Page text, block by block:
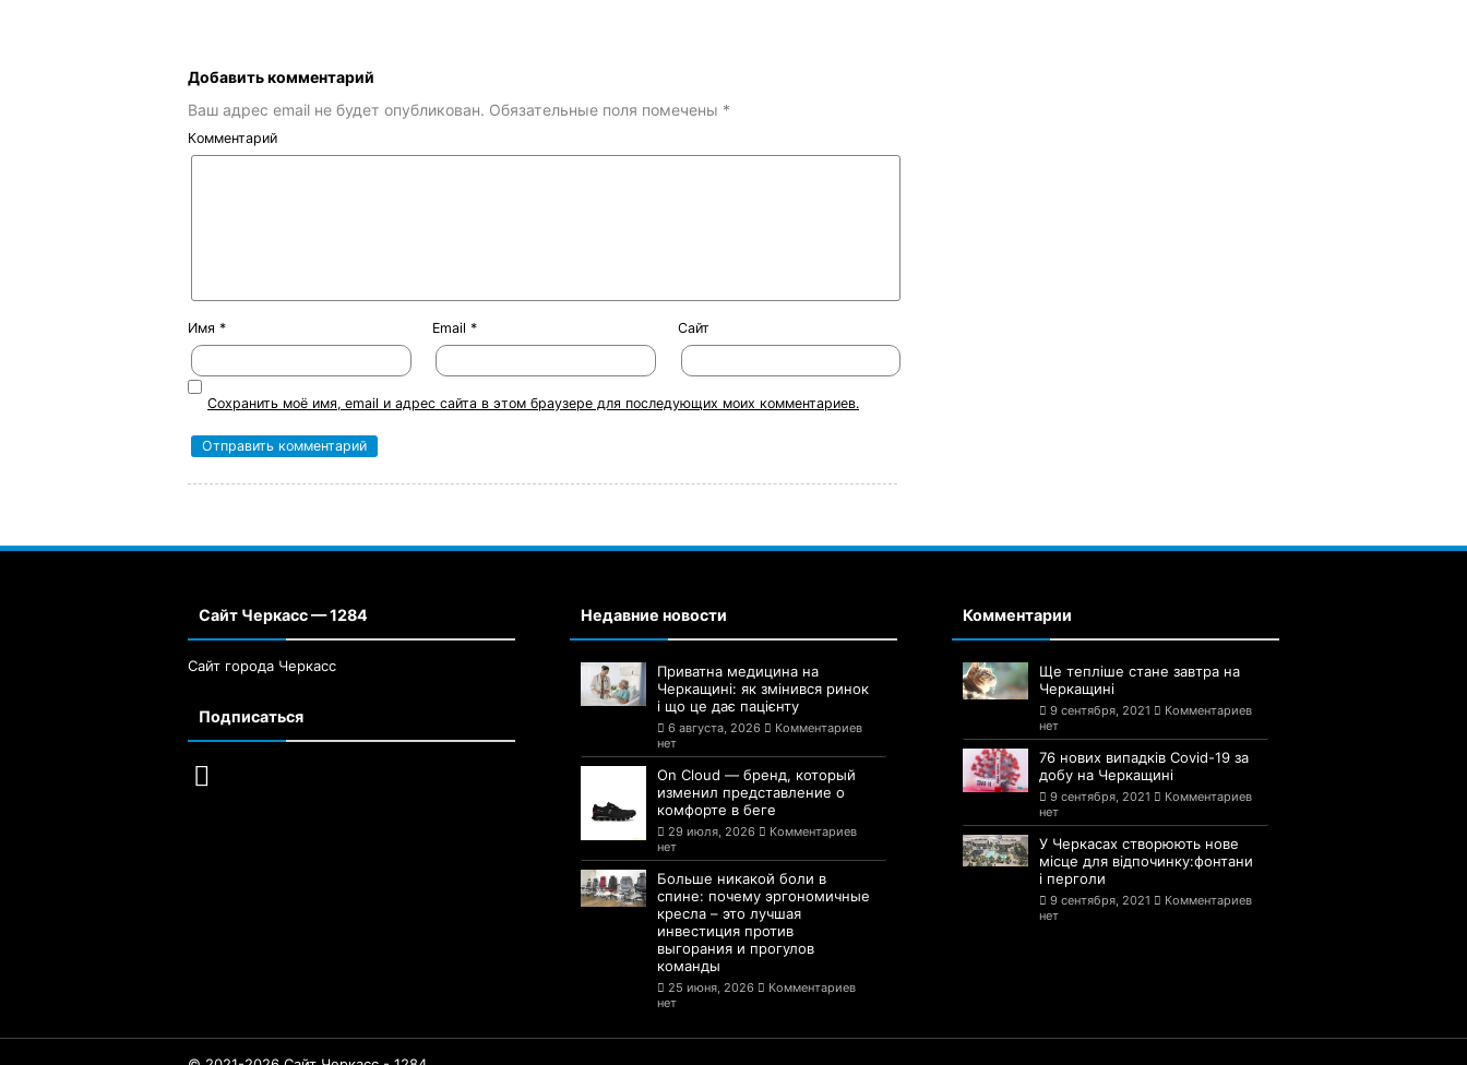
Добавить комментарий
Ваш адрес email не будет опубликован. Обязательные поля помечены *
Комментарий
Имя * Email* Сайт
Сохранить моё имя, email и адрес сайта в этом браузере для последующих моих комментариев.
Сайт Черкасс — 1284
Сайт города Черкасс
Подписаться
Недавние новости
Приватна медицина на
Черкащині: як змінився ринок
і що це дає пацієнту
6 августа, 2026
Комментариев
нет
On Cloud — бренд, который
изменил представление о
комфорте в беге
29 июля, 2026
Комментариев
нет
Больше никакой боли в
спине: почему эргономичные
кресла – это лучшая
инвестиция против
выгорания и прогулов
команды
25 июня, 2026
Комментариев
нет
Комментарии
Ще тепліше стане завтра на
Черкащині
9 сентября, 2021
Комментариев
нет
76 нових випадків Covid-19 за
добу на Черкащині
9 сентября, 2021
Комментариев
нет
У Черкасах створюють нове
місце для відпочинку:фонтани
і перголи
9 сентября, 2021
Комментариев
нет